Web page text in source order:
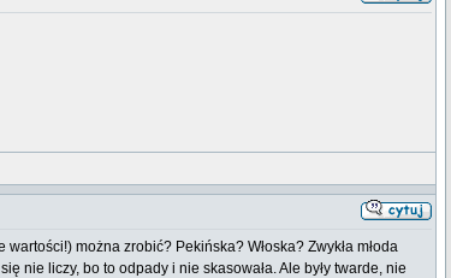
można zrobić? Pekińska? Włoska? Zwykła młoda
nie liczy, bo to odpady i nie skasowała. Ale były twarde, nie